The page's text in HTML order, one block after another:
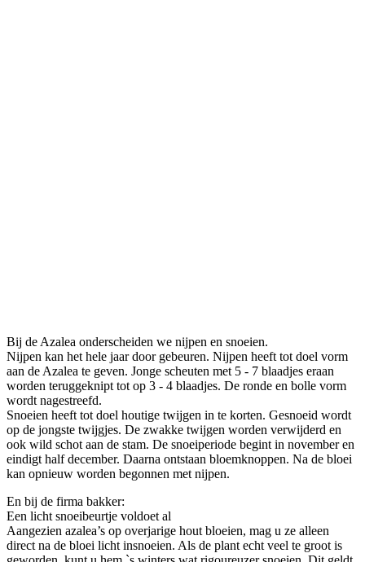
Bij de Azalea onderscheiden we nijpen en snoeien.
Nijpen kan het hele jaar door gebeuren. Nijpen heeft tot doel vorm
aan de Azalea te geven. Jonge scheuten met 5 - 7 blaadjes eraan
worden teruggeknipt tot op 3 - 4 blaadjes. De ronde en bolle vorm
wordt nagestreefd.
Snoeien heeft tot doel houtige twijgen in te korten. Gesnoeid wordt
op de jongste twijgjes. De zwakke twijgen worden verwijderd en
ook wild schot aan de stam. De snoeiperiode begint in november en
eindigt half december. Daarna ontstaan bloemknoppen. Na de bloei
kan opnieuw worden begonnen met nijpen.
En bij de firma bakker:
Een licht snoeibeurtje voldoet al
Aangezien azalea’s op overjarige hout bloeien, mag u ze alleen
direct na de bloei licht insnoeien. Als de plant echt veel te groot is